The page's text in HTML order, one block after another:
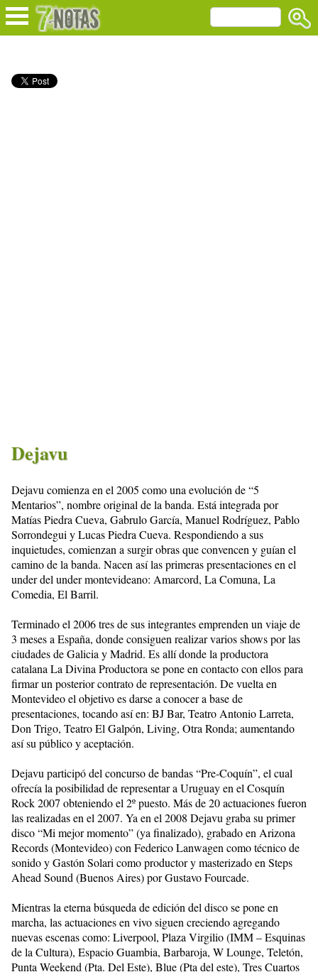
Dejavu
Dejavu comienza en el 2005 como una evolución de “5
Mentarios”, nombre original de la banda. Está integrada por
Matías Piedra Cueva, Gabrulo García, Manuel Rodríguez, Pablo
Sorrondegui y Lucas Piedra Cueva. Respondiendo a sus
inquietudes, comienzan a surgir obras que convencen y guían el
camino de la banda. Nacen así las primeras presentaciones en el
under del under montevideano: Amarcord, La Comuna, La
Comedia, El Barril.
Terminado el 2006 tres de sus integrantes emprenden un viaje de
3 meses a España, donde consiguen realizar varios shows por las
ciudades de Galicia y Madrid. Es allí donde la productora
catalana La Divina Productora se pone en contacto con ellos para
firmar un posterior contrato de representación. De vuelta en
Montevideo el objetivo es darse a conocer a base de
presentaciones, tocando así en: BJ Bar, Teatro Antonio Larreta,
Don Trigo, Teatro El Galpón, Living, Otra Ronda; aumentando
así su público y aceptación.
Dejavu participó del concurso de bandas “Pre-Coquín”, el cual
ofrecía la posibilidad de representar a Uruguay en el Cosquín
Rock 2007 obteniendo el 2º puesto. Más de 20 actuaciones fueron
las realizadas en el 2007. Ya en el 2008 Dejavu graba su primer
disco “Mi mejor momento” (ya finalizado), grabado en Arizona
Records (Montevideo) con Federico Lanwagen como técnico de
sonido y Gastón Solari como productor y masterizado en Steps
Ahead Sound (Buenos Aires) por Gustavo Fourcade.
Mientras la eterna búsqueda de edición del disco se pone en
marcha, las actuaciones en vivo siguen creciendo agregando
nuevas escenas como: Liverpool, Plaza Virgilio (IMM – Esquinas
de la Cultura), Espacio Guambia, Barbaroja, W Lounge, Teletón,
Punta Weekend (Pta. Del Este), Blue (Pta del este), Tres Cuartos